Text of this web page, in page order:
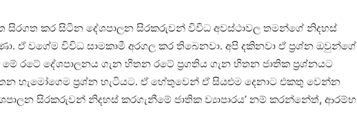
සිරගත කර සිටින දේශපාලන සිරකරුවන් විවිධ අවස්ථාවල තමන්ගේ නිදහස්
ඒ වගේම විවිධ සාමකාමී අරගල කර තිබෙනවා. අපි දකිනවා ඒ ප්‍රශ්න ඔවුන්ගේ
රටේ දේශපාලනය ගැන හිතන රටේ ප්‍රගතිය ගැන හිතන ජාතික ප්‍රශ්නයට
හැමෝගෙම ප්‍රශ්න හැටියට. ඒ හේතුවෙන් ඒ සියළුම දෙනාට එකතු වෙන්න
සිරකරුවන් නිදහස් කරගැනීමේ ජාතික ව්‍යාපාරය’ නම් කරන්නේත්, ආරම්භ